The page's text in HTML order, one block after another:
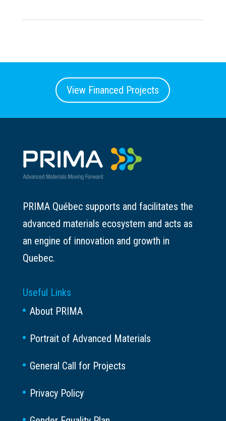
View Financed Projects
PRIMA Québec supports and facilitates the
advanced materials ecosystem and acts as
an engine of innovation and growth in
Quebec.
Useful Links
About PRIMA
Portrait of Advanced Materials
General Call for Projects
Privacy Policy